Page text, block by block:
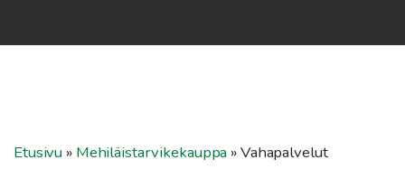
Etusivu » Mehiläistarvikekauppa »Vahapalvelut